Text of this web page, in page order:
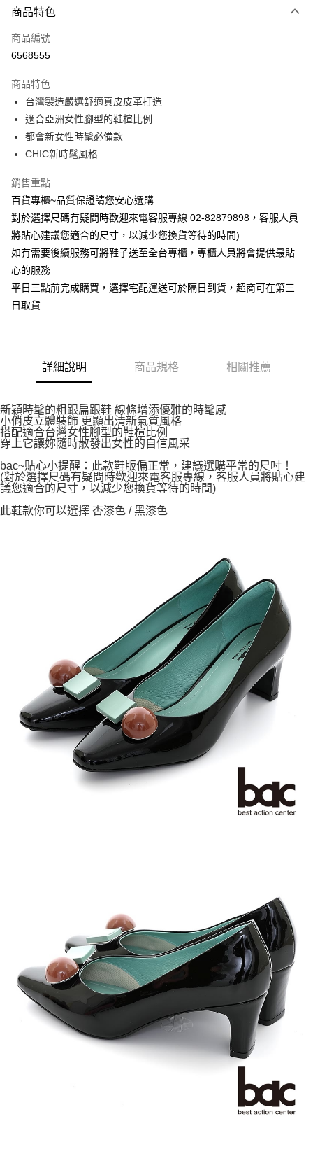
Apple Pay
街口支付
運送方式
宅配
每筆NT$90，滿NT$1,000(含以上)免運費
商品特色
商品編號
6568555
商品特色
台灣製造嚴選舒適真皮皮革打造
適合亞洲女性腳型的鞋楦比例
都會新女性時髦必備款
CHIC新時髦風格
銷售重點
百貨專櫃~品質保證請您安心選購
對於選擇尺碼有疑問時歡迎來電客服專線 02-82879898，客服人員
將貼心建議您適合的尺寸，以減少您換貨等待的時間)
如有需要後續服務可將鞋子送至全台專櫃，專櫃人員將會提供最貼
心的服務
平日三點前完成購買，選擇宅配運送可於隔日到貨，超商可在第三
日取貨
詳細說明 商品規格 相關推薦
新穎時髦的粗跟扁跟鞋 線條增添優雅的時髦感
小俏皮立體裝飾 更顯出清新氣質風格
搭配適合台灣女性腳型的鞋楦比例
穿上它讓妳隨時散發出女性的自信風采
bac~貼心小提醒：此款鞋版偏正常，建議選購平常的尺吋！
(對於選擇尺碼有疑問時歡迎來電客服專線，客服人員將貼心建
議您適合的尺寸，以減少您換貨等待的時間)
此鞋款你可以選擇 杏漆色 / 黑漆色